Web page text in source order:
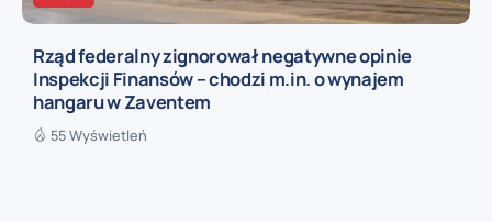
Rząd federalny zignorował negatywne opinie
Inspekcji Finansów – chodzi m.in. o wynajem
hangaru w Zaventem
55 Wyświetleń